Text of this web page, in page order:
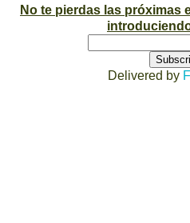
No te pierdas las próximas
Delivered by